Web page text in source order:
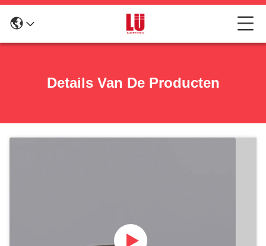
Details Van De Producten